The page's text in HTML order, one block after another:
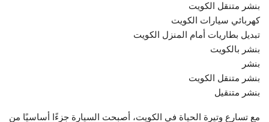
بنشر متنقل الكويت
كهربائي سيارات الكويت
تبديل بطاريات أمام المنزل الكويت
بنشر بالكويت
بنشر
بنشر متنقل الكويت
بنشر متنقيل
مع تسارع وتيرة الحياة في الكويت، أصبحت السيارة جزءًا أساسيًا من